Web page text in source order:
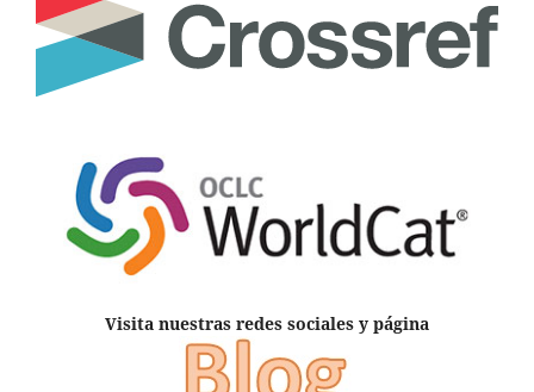
Visita nuestras redes sociales y página